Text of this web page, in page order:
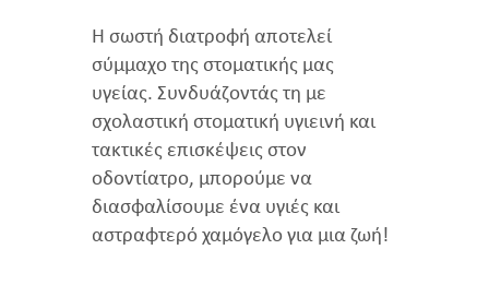
Η σωστή διατροφή αποτελεί
σύμμαχο της στοματικής μας
υγείας. Συνδυάζοντάς τη με
σχολαστική στοματική υγιεινή και
τακτικές επισκέψεις στον
οδοντίατρο, μπορούμε να
διασφαλίσουμε ένα υγιές και
αστραφτερό χαμόγελο για μια ζωή!